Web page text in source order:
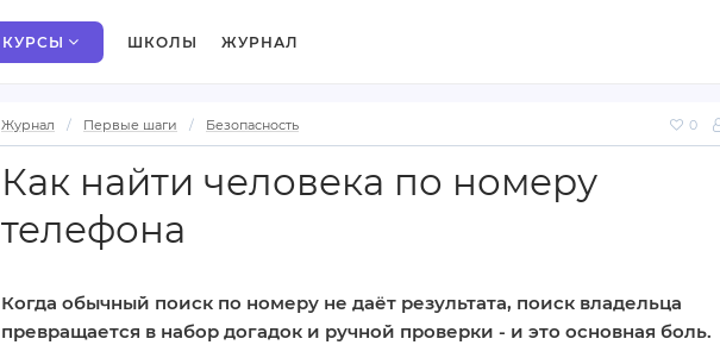
КУРСЫ ШКОЛЫ ЖУРНАЛ
Журнал Первые шаги Безопасность 0
Как найти человека по номеру
телефона
Когда обычный поиск по номеру не даёт результата, поиск владельца
превращается в набор догадок и ручной проверки - и это основная боль.